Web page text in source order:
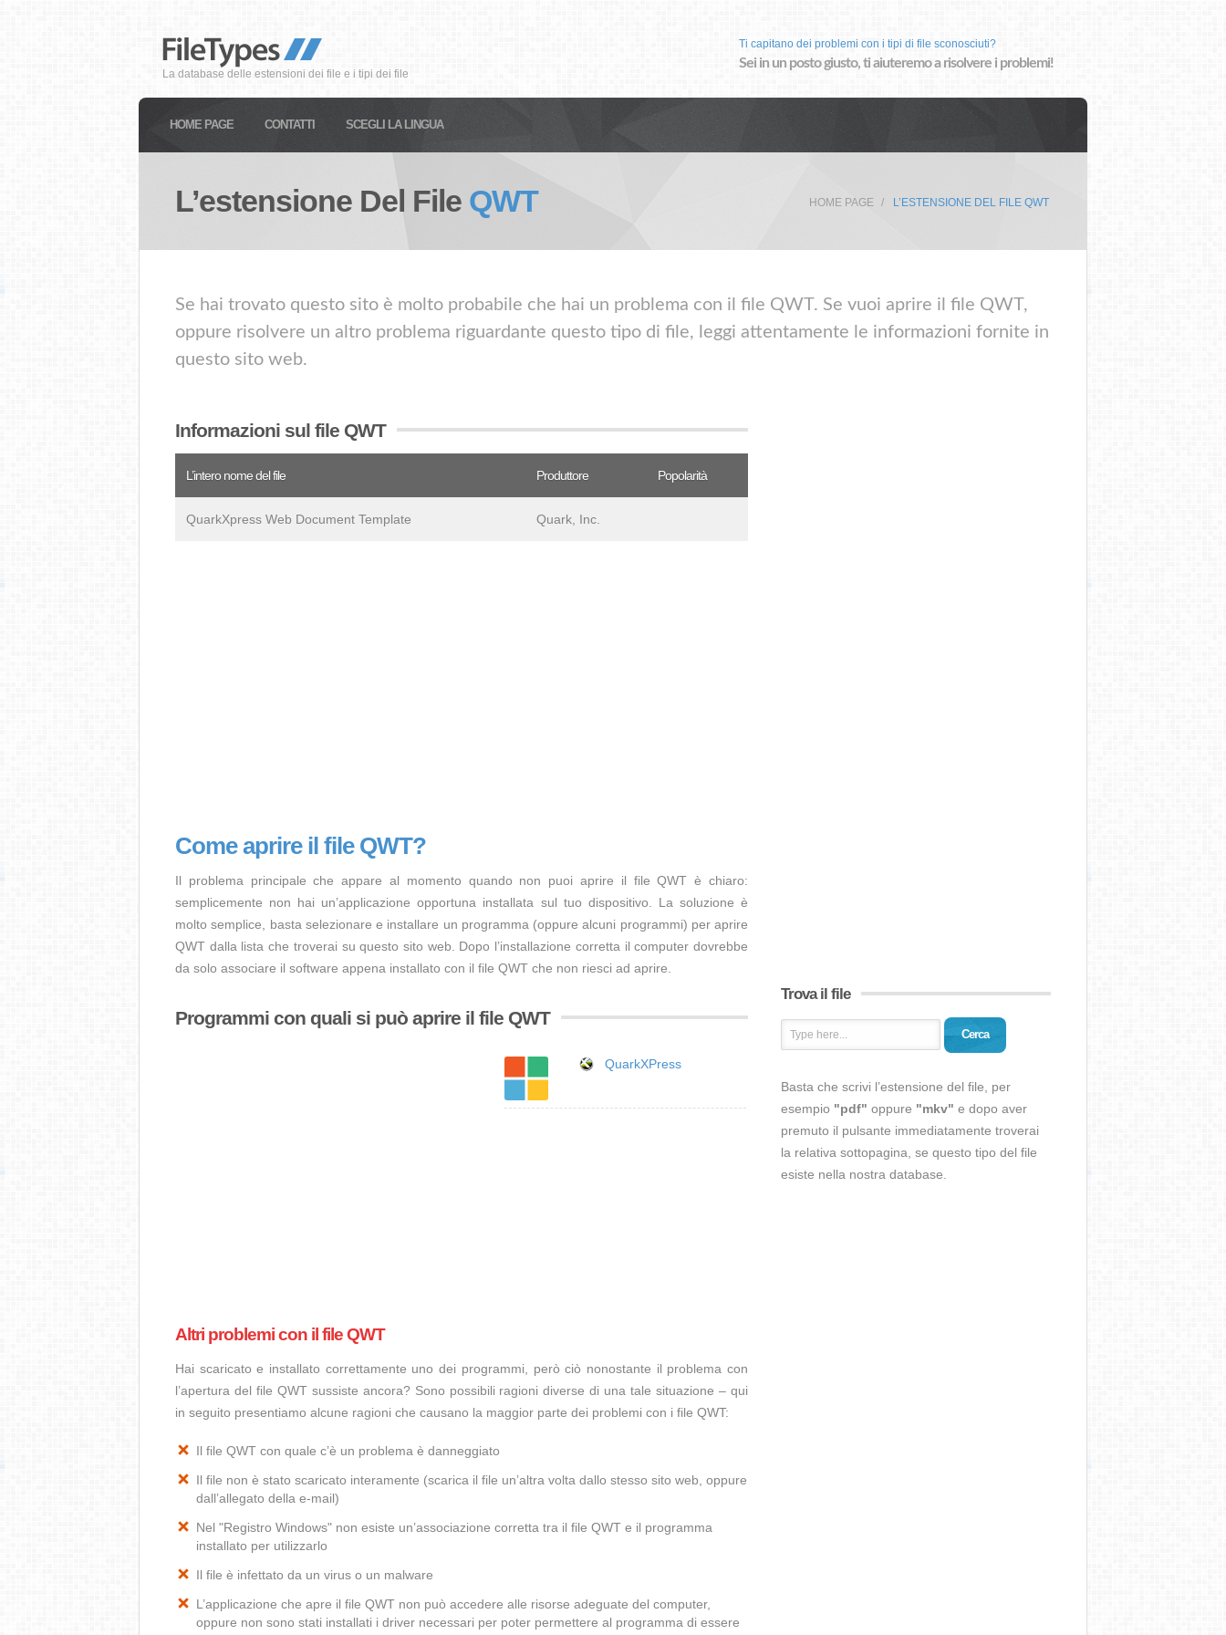
La database delle estensioni dei file e i tipi dei file
Ti capitano dei problemi con i tipi di file sconosciuti?
Sei in un posto giusto, ti aiuteremo a risolvere i problemi!
HOME PAGE CONTATTI SCEGLI LA LINGUA
L’estensione Del File QWT HOME PAGE L’ESTENSIONE DEL FILE QWT
Se hai trovato questo sito è molto probabile che hai un problema con il file QWT. Se vuoi aprire il file QWT,
oppure risolvere un altro problema riguardante questo tipo di file, leggi attentamente le informazioni fornite in
questo sito web.
Informazioni sul file QWT
L’intero nome del file Produttore Popolarità
QuarkXpress Web Document Template Quark, Inc.
Come aprire il file QWT?
Il problema principale che appare al momento quando non puoi aprire il file QWT è chiaro:
semplicemente non hai un’applicazione opportuna installata sul tuo dispositivo. La soluzione è
molto semplice, basta selezionare e installare un programma (oppure alcuni programmi) per aprire
QWT dalla lista che troverai su questo sito web. Dopo l’installazione corretta il computer dovrebbe
da solo associare il software appena installato con il file QWT che non riesci ad aprire.
Programmi con quali si può aprire il file QWT
QuarkXPress
Altri problemi con il file QWT
Hai scaricato e installato correttamente uno dei programmi, però ciò nonostante il problema con
l’apertura del file QWT sussiste ancora? Sono possibili ragioni diverse di una tale situazione – qui
in seguito presentiamo alcune ragioni che causano la maggior parte dei problemi con i file QWT:
Il file QWT con quale c’è un problema è danneggiato
Il file non è stato scaricato interamente (scarica il file un’altra volta dallo stesso sito web, oppure
dall’allegato della e-mail)
Nel "Registro Windows" non esiste un’associazione corretta tra il file QWT e il programma
installato per utilizzarlo
Il file è infettato da un virus o un malware
L’applicazione che apre il file QWT non può accedere alle risorse adeguate del computer,
oppure non sono stati installati i driver necessari per poter permettere al programma di essere
Trova il file
Cerca
Basta che scrivi l’estensione del file, per
esempio "pdf" oppure "mkv" e dopo aver
premuto il pulsante immediatamente troverai
la relativa sottopagina, se questo tipo del file
esiste nella nostra database.